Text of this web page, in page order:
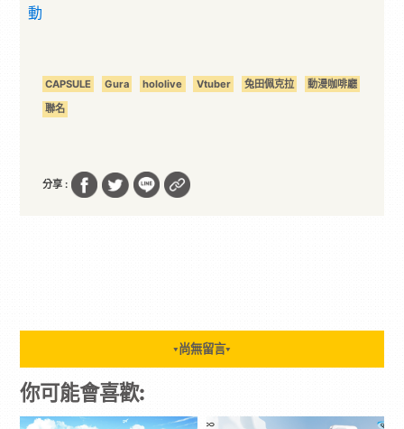
動
CAPSULE Gura hololive Vtuber 兔田佩克拉
動漫咖啡廳
聯名
分享 :
▼ 尚無留言▼
你可能會喜歡: